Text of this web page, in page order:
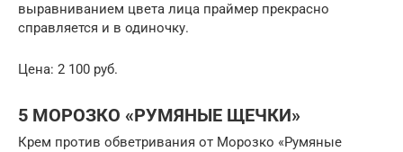
выравниванием цвета лица праймер прекрасно
справляется и в одиночку.
Цена: 2 100 руб.
5 МОРОЗКО «РУМЯНЫЕ ЩЕЧКИ»
Крем против обветривания от Морозко «Румяные